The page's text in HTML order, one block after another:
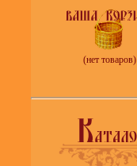
(нет товаров)